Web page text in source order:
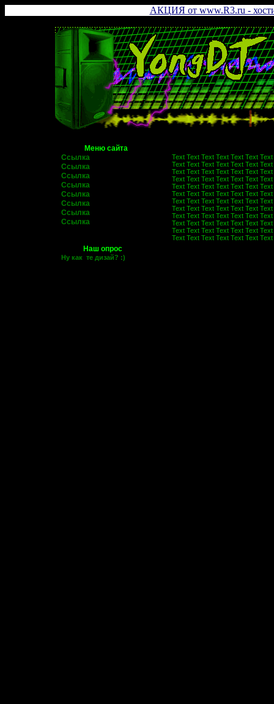
АКЦИЯ от www.R3.ru -
Меню сайта
Ссылка
Ссылка
Ссылка
Ссылка
Ссылка
Ссылка
Ссылка
Ссылка
Наш опрос
Ну как те дизай? :)
Text Text Text Text Text Text Text
Text Text Text Text Text Text Text
Text Text Text Text Text Text Text
Text Text Text Text Text Text Text
Text Text Text Text Text Text Text
Text Text Text Text Text Text Text
Text Text Text Text Text Text Text
Text Text Text Text Text Text Text
Text Text Text Text Text Text Text
Text Text Text Text Text Text Text
Text Text Text Text Text Text Text
Text Text Text Text Text Text Text